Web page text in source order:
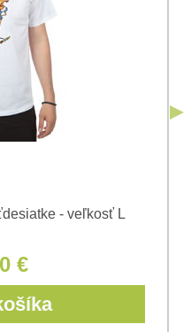
sa s
údajovspoločnosti Bomba
- veľkosť L
€